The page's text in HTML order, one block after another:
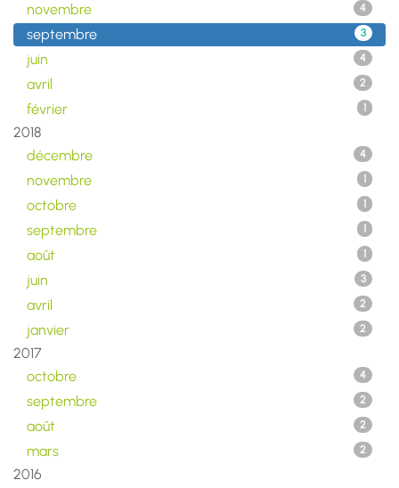
novembre
4
septembre 3
juin 4
avril 2
février 1
2018
décembre
4
novembre 1
octobre 1
septembre 1
août 1
juin 3
avril 2
janvier 2
2017
octobre
4
septembre 2
août 2
mars 2
2016